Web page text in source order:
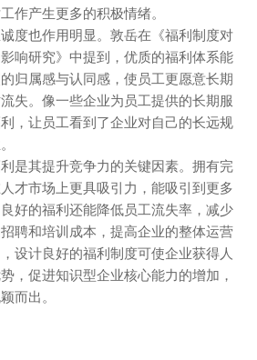
作产生更多的积极情绪。
度也作用明显。敦岳在《福利制度对
响研究》中提到，优质的福利体系能
归属感与认同感，使员工更愿意长期
失。像一些企业为员工提供的长期服
，让员工看到了企业对自己的长远规
是其提升竞争力的关键因素。拥有完
才市场上更具吸引力，能吸引到更多
好的福利还能降低员工流失率，减少
聘和培训成本，提高企业的整体运营
设计良好的福利制度可使企业获得人
，促进知识型企业核心能力的增加，
而出。